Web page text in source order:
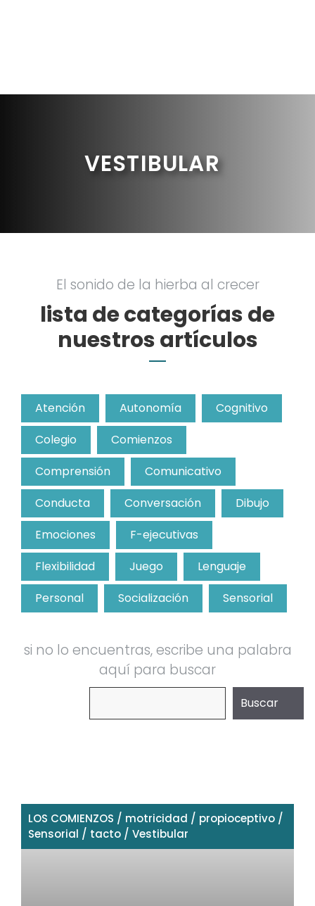
VESTIBULAR
El sonido de la hierba al crecer
lista de categorías de
nuestros artículos
Atención Autonomía
Cognitivo
Colegio
Comienzos
Comprensión
Comunicativo
Conducta
Conversación
Dibujo
Emociones
F-ejecutivas
Flexibilidad
Juego
Lenguaje
Personal
Socialización Sensorial
si no lo encuentras, escribe una palabra
aquí para buscar
Buscar
LOS COMIENZOS / motricidad / propioceptivo /
Sensorial / tacto / Vestibular